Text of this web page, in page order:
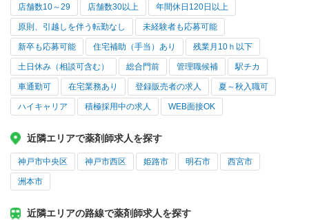
店舗数10～29 店舗数30以上 年間休日120日以上
原則、引越しを伴う転勤なし 未経験者も応募可能
新卒も応募可能 住宅補助（手当）あり 残業月10ｈ以下
土日休み（相談可含む） 総合門前 管理職候補 駅チカ
車通勤可 在宅業務あり 登録販売者の求人 夏～秋入職可
ハイキャリア 積極採用中の求人 WEB面接OK
近隣エリアで薬剤師求人を探す
神戸市中央区 神戸市西区 姫路市 明石市 西宮市
洲本市
近隣エリアの路線で薬剤師求人を探す